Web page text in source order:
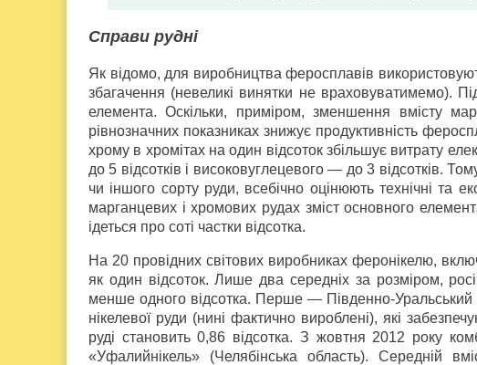
Справи рудні
Як відомо, для виробництва феросплавів
збагачення (невеликі винятки не враховуватимемо).
елемента. Оскільки, приміром, зменшення вмісту
рівнозначних показниках знижує продуктивність
хрому в хромітах на один відсоток збільшує витрату
до 5 відсотків і високовуглецевого — до 3 відсотків.
чи іншого сорту руди, всебічно оцінюють технічні та
марганцевих і хромових рудах зміст основного
ідеться про соті частки відсотка.
На 20 провідних світових виробниках феронікелю,
як один відсоток. Лише два середніх за розміром,
менше одного відсотка. Перше — Південно-Уральський
нікелевої руди (нині фактично вироблені), які
руді становить 0,86 відсотка. З жовтня 2012 року
«Уфалийнікель» (Челябінська область). Середній